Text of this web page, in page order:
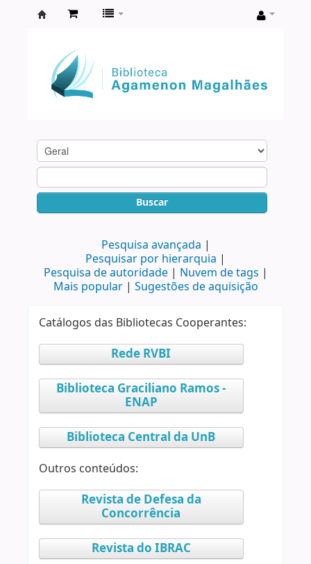
Agamenon
Magalhães
Buscar
Pesquisa avançada
Pesquisar por hierarquia
Pesquisa de autoridade
Nuvem de tags
Mais popular
Sugestões de aquisição
Catálogos das Bibliotecas Cooperantes:
Rede RVBI
Biblioteca Graciliano Ramos -
ENAP
Biblioteca Central da UnB
Outros conteúdos:
Revista de Defesa da
Concorrência
Revista do IBRAC